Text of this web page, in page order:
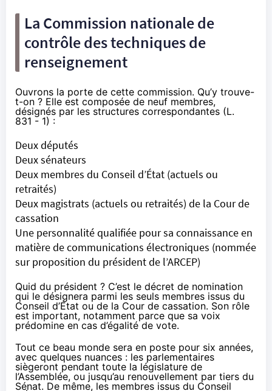
La Commission nationale de
contrôle des techniques de
renseignement
Ouvrons la porte de cette commission. Qu’y trouve-
t-on ? Elle est composée de neuf membres,
désignés par les structures correspondantes (L.
831 - 1) :
Deux députés
Deux sénateurs
Deux membres du Conseil d’État (actuels ou
retraités)
Deux magistrats (actuels ou retraités) de la Cour de
cassation
Une personnalité qualifiée pour sa connaissance en
matière de communications électroniques (nommée
sur proposition du président de l’ARCEP)
Quid du président ? C’est le décret de nomination
qui le désignera parmi les seuls membres issus du
Conseil d’État ou de la Cour de cassation. Son rôle
est important, notamment parce que sa voix
prédomine en cas d’égalité de vote.
Tout ce beau monde sera en poste pour six années,
avec quelques nuances : les parlementaires
siègeront pendant toute la législature de
l’Assemblée, ou jusqu’au renouvellement par tiers du
Sénat. De même, les membres issus du Conseil